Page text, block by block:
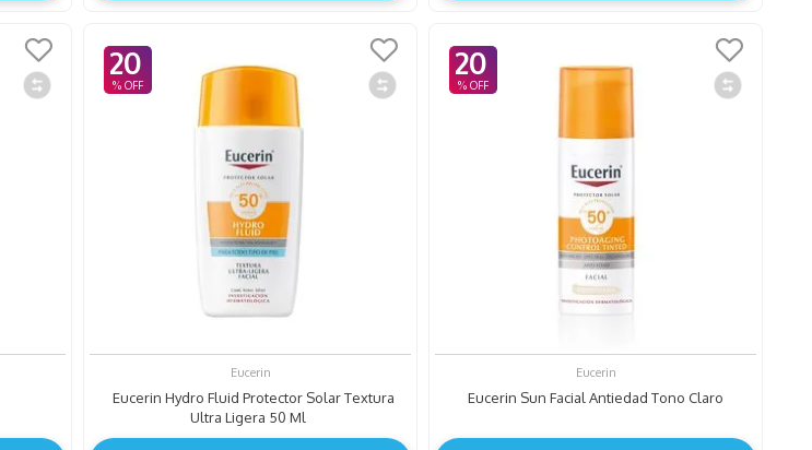
20
Eucerin
Eucerin Hydro Fluid Protector Solar Textura
Ultra Ligera 50 Ml
20
Eucerin
Eucerin Sun Facial Antiedad Tono Claro